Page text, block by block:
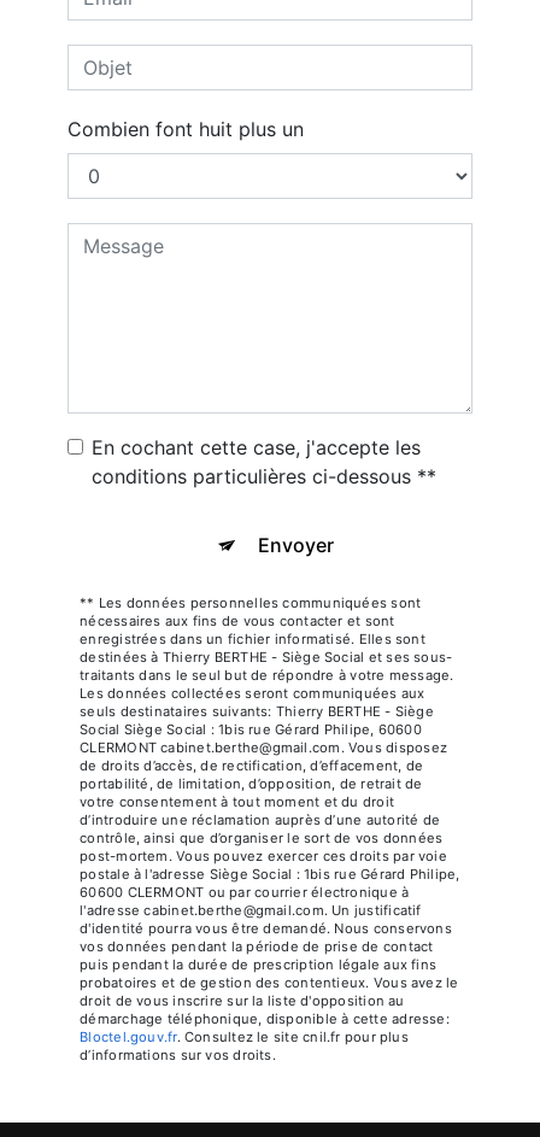
Combien font huit plus un
En cochant cette case, j'accepte les
conditions particulières ci-dessous **
Envoyer
** Les données personnelles communiquées sont
nécessaires aux fins de vous contacter et sont
enregistrées dans un fichier informatisé. Elles sont
destinées à Thierry BERTHE - Siège Social et ses sous-
traitants dans le seul but de répondre à votre message.
Les données collectées seront communiquées aux
seuls destinataires suivants: Thierry BERTHE - Siège
Social Siège Social : 1bis rue Gérard Philipe, 60600
CLERMONT cabinet.berthe@gmail.com. Vous disposez
de droits d’accès, de rectification, d’effacement, de
portabilité, de limitation, d’opposition, de retrait de
votre consentement à tout moment et du droit
d’introduire une réclamation auprès d’une autorité de
contrôle, ainsi que d’organiser le sort de vos données
post-mortem. Vous pouvez exercer ces droits par voie
postale à l'adresse Siège Social : 1bis rue Gérard Philipe,
60600 CLERMONT ou par courrier électronique à
l'adresse cabinet.berthe@gmail.com. Un justificatif
d'identité pourra vous être demandé. Nous conservons
vos données pendant la période de prise de contact
puis pendant la durée de prescription légale aux fins
probatoires et de gestion des contentieux. Vous avez le
droit de vous inscrire sur la liste d'opposition au
démarchage téléphonique, disponible à cette adresse:
Bloctel.gouv.fr. Consultez le site cnil.fr pour plus
d’informations sur vos droits.